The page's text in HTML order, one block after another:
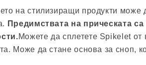
на стилизиращи продукти може
Предимствата на прическата
Можете да сплетете Spikelet от
Може да стане основа за сноп,